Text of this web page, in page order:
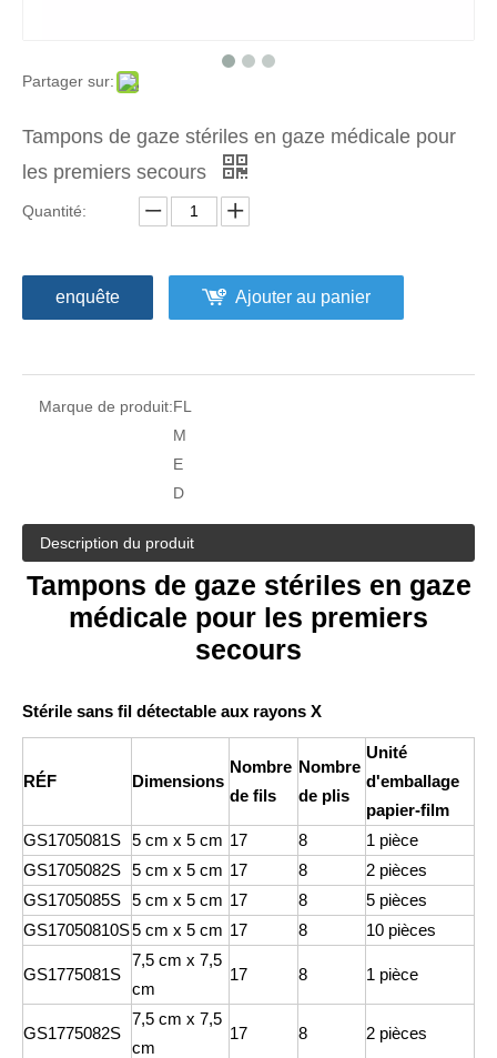
Non stérile 10 x 10 cm - paquet de 100 tampons de gaze
Partager sur:
Tampons de gaze stériles en gaze médicale pour
les premiers secours
Quantité:
enquête Ajouter au panier
Marque de produit:FL
M
E
D
Description du produit
Tampons de gaze stériles en gaze
médicale pour les premiers
secours
Stérile sans fil détectable aux rayons X
RÉF Dimensions
Nombre
de fils
Nombre
de plis
Unité
d'emballage
papier-film
GS1705081S 5 cm x 5 cm 17 8
1 pièce
GS1705082S 5 cm x 5 cm 17 8
2 pièces
GS1705085S 5 cm x 5 cm 17 8
5 pièces
GS17050810S5 cm x 5 cm 17 8 10 pièces
GS1775081S
7,5 cm x 7,5
cm
17 8 1 pièce
GS1775082S
7,5 cm x 7,5
cm
17 8 2 pièces